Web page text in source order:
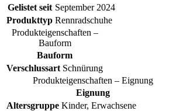
Gelistet seit September 2024
Produkttyp Rennradschuhe
Produkteigenschaften –
Bauform
Bauform
Verschlussart Schnürung
Produkteigenschaften – Eignung
Eignung
Altersgruppe Kinder, Erwachsene